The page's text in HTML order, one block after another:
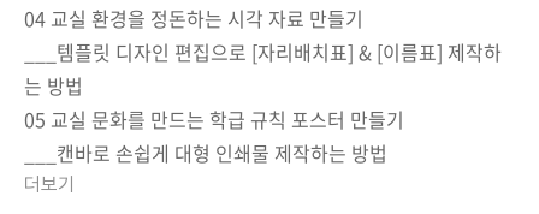
04 교실 환경을 정돈하는 시각 자료 만들기
___템플릿 디자인 편집으로 [자리배치표] & [이름표] 제작하
는 방법
05 교실 문화를 만드는 학급 규칙 포스터 만들기
___캔바로 손쉽게 대형 인쇄물 제작하는 방법
더보기